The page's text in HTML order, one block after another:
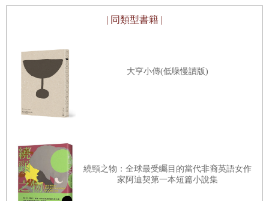
哪有不偶爾「發瘋」的？
在家裡，
睜開眼睛是父母養老、房貸、車貸，
閉上眼睛是學習工作、前途、感情。
拼又拼不贏，躺又躺不平。
在社交中，
| 同類型書籍 |
大亨小傳(低噪慢讀版)
繞頸之物：全球最受矚目的當代非裔英語女作
家阿迪契第一本短篇小說集